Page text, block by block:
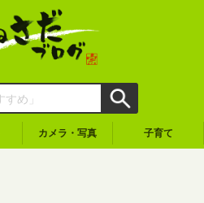
カメラ・写真 子育て